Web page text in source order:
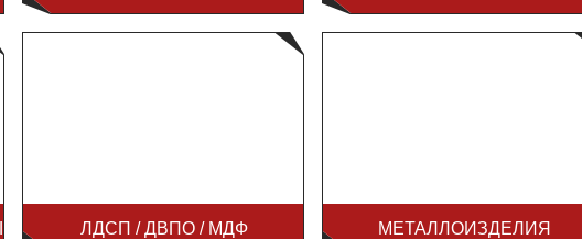
ЛДСП / ДВПО / МДФ МЕТАЛЛОИЗДЕЛИЯ